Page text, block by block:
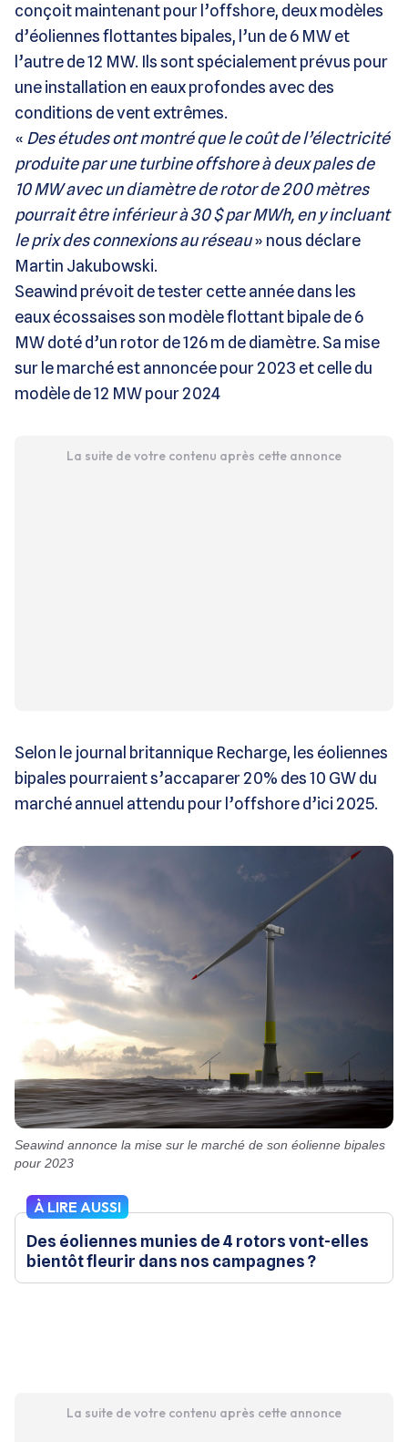
conçoit maintenant pour l’offshore, deux modèles
d’éoliennes flottantes bipales, l’un de 6 MW et
l’autre de 12 MW. Ils sont spécialement prévus pour
une installation en eaux profondes avec des
conditions de vent extrêmes.
« Des études ont montré que le coût de l’électricité
produite par une turbine offshore à deux pales de
10 MW avec un diamètre de rotor de 200 mètres
pourrait être inférieur à 30 $ par MWh, en y incluant
le prix des connexions au réseau» nous déclare
Martin Jakubowski.
Seawind prévoit de tester cette année dans les
eaux écossaises son modèle flottant bipale de 6
MW doté d’un rotor de 126 m de diamètre. Sa mise
sur le marché est annoncée pour 2023 et celle du
modèle de 12 MW pour 2024
La suite de votre contenu après cette annonce
Selon le journal britannique Recharge, les éoliennes
bipales pourraient s’accaparer 20% des 10 GW du
marché annuel attendu pour l’offshore d’ici 2025.
Seawind annonce la mise sur le marché de son éolienne bipales
pour 2023
À LIRE AUSSI
Des éoliennes munies de 4 rotors vont-elles
bientôt fleurir dans nos campagnes ?
La suite de votre contenu après cette annonce